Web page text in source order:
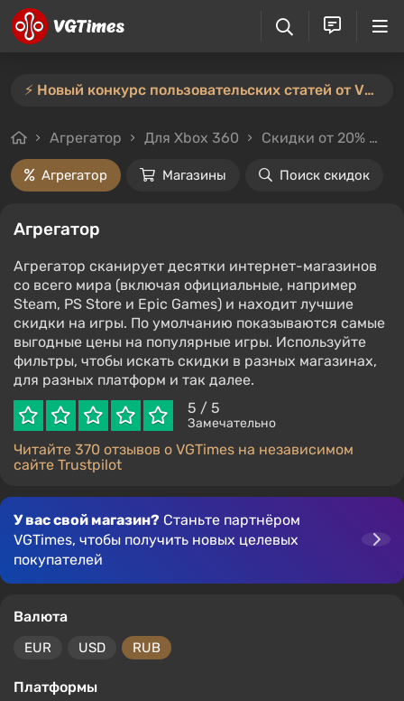
⚡️ Новый конкурс пользовательских статей от VGTimes — участвуйте тут ⚡️
Агрегатор Для Xbox 360 Скидки от 20%
Агрегатор Магазины Поиск скидок
Агрегатор
Агрегатор сканирует десятки интернет-магазинов
со всего мира (включая официальные, например
Steam, PS Store и Epic Games) и находит лучшие
скидки на игры. По умолчанию показываются самые
выгодные цены на популярные игры. Используйте
фильтры, чтобы искать скидки в разных магазинах,
для разных платформ и так далее.
5 / 5
Замечательно
Читайте 370 отзывов о VGTimes на независимом
сайте Trustpilot
У вас свой магазин? Станьте партнёром
VGTimes, чтобы получить новых целевых
покупателей
Валюта
EUR USD RUB
Платформы